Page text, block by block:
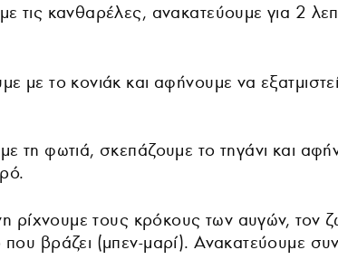
τις κανθαρέλες, ανακατεύουμε για 2
με το κονιάκ και αφήνουμε να
τη φωτιά, σκεπάζουμε το τηγάνι και
ρίχνουμε τους κρόκους των αυγών, τον
βράζει (μπεν-μαρί). Ανακατεύουμε